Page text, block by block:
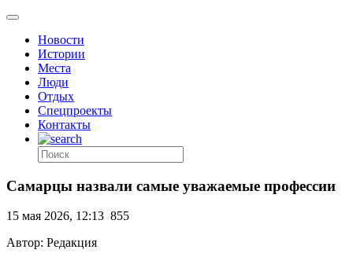
Новости
Истории
Места
Люди
Отдых
Спецпроекты
Контакты
Самарцы назвали самые уважаемые профессии
15 мая 2026, 12:13 855
Автор: Редакция